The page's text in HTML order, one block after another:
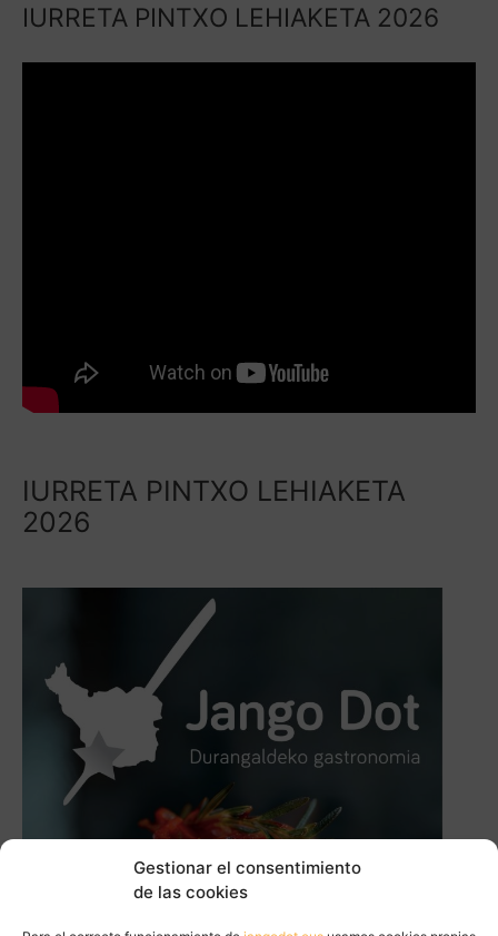
Gestionar el consentimiento
de las cookies
IURRETA PINTXO LEHIAKETA 2026
IURRETA PINTXO LEHIAKETA
2026